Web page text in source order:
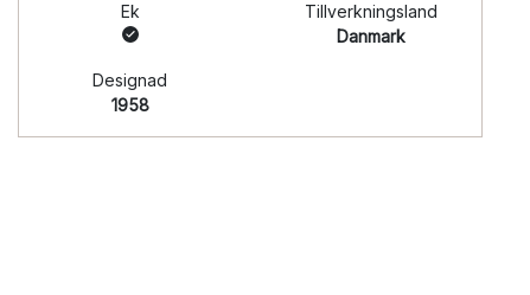
Ek
Tillverkningsland
Danmark
Designad
1958